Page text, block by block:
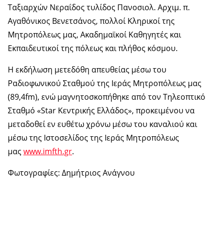
Ταξιαρχών Νεραΐδος τυλίδος Πανοσιολ. Αρχιμ. π.
Αγαθόνικος Βενετσάνος, πολλοί Κληρικοί της
Μητροπόλεως μας, Ακαδημαϊκοί Καθηγητές και
Εκπαιδευτικοί της πόλεως και πλήθος κόσμου.
Η εκδήλωση μετεδόθη απευθείας μέσω του
Ραδιοφωνικού Σταθμού της Ιεράς Μητροπόλεως μας
(89,4fm), ενώ μαγνητοσκοπήθηκε από τον Τηλεοπτικό
Σταθμό «Star Κεντρικής Ελλάδος», προκειμένου να
μεταδοθεί εν ευθέτω χρόνω μέσω του καναλιού και
μέσω της Ιστοσελίδος της Ιεράς Μητροπόλεως
μαςwww.imfth.gr.
Φωτογραφίες: Δημήτριος Ανάγνου